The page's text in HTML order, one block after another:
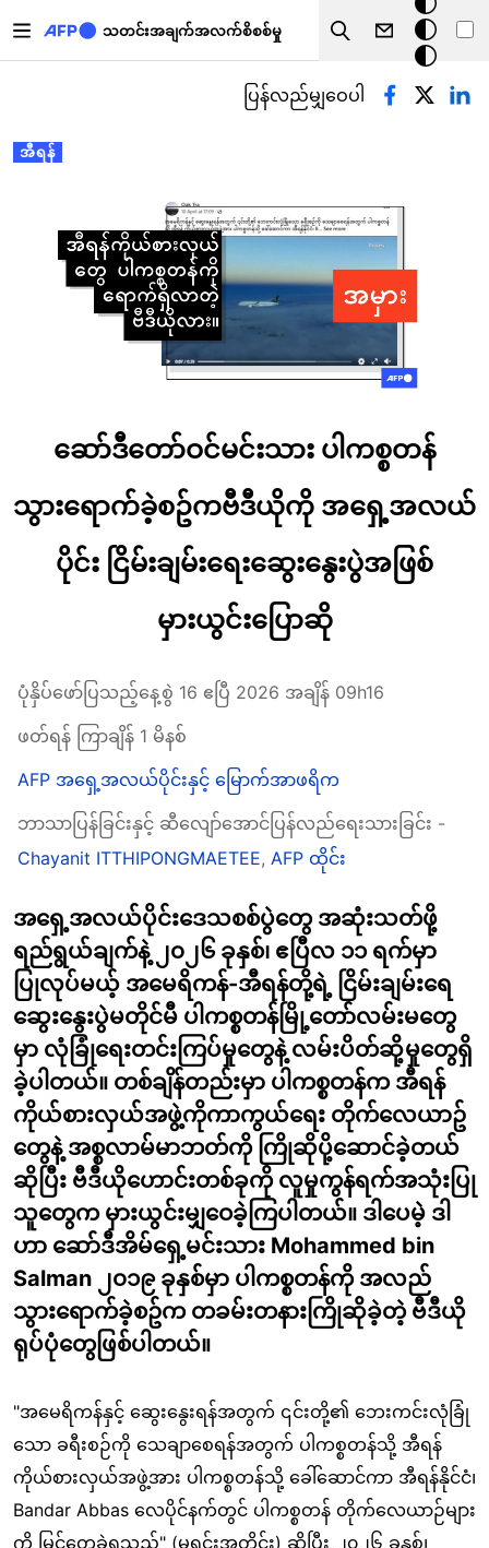
သတင်းအချက်အလက်စိစစ်မှု
Search
မှောင်
မုဒ်
အီရန်
ပြန်လည်မျှဝေပါ
ဆော်ဒီတော်ဝင်မင်းသား ပါကစ္စတန်
သွားရောက်ခဲ့စဥ်ကဗီဒီယိုကို အရှေ့အလယ်
ပိုင်း ငြိမ်းချမ်းရေးဆွေးနွေးပွဲအဖြစ်
မှားယွင်းပြောဆို
ပုံနှိပ်ဖော်ပြသည့်နေ့စွဲ 16 ဧပြီ 2026 အချိန် 09h16
ဖတ်ရန် ကြာချိန် 1 မိနစ်
AFP အရှေ့အလယ်ပိုင်းနှင့် မြောက်အာဖရိက
ဘာသာပြန်ခြင်းနှင့် ဆီလျော်အောင်ပြန်လည်ရေးသားခြင်း -
Chayanit ITTHIPONGMAETEE, AFP ထိုင်း
အရှေ့အလယ်ပိုင်းဒေသစစ်ပွဲတွေ အဆုံးသတ်ဖို့
ရည်ရွယ်ချက်နဲ့ ၂၀၂၆ ခုနှစ်၊ ဧပြီလ ၁၁ ရက်မှာ
ပြုလုပ်မယ့် အမေရိကန်-အီရန်တို့ရဲ့ ငြိမ်းချမ်းရေ
ဆွေးနွေးပွဲမတိုင်မီ ပါကစ္စတန်မြို့တော်လမ်းမတွေ
မှာ လုံခြုံရေးတင်းကြပ်မှုတွေနဲ့ လမ်းပိတ်ဆို့မှုတွေရှိ
ခဲ့ပါတယ်။ တစ်ချိန်တည်းမှာ ပါကစ္စတန်က အီရန်
ကိုယ်စားလှယ်အဖွဲ့ကိုကာကွယ်ရေး တိုက်လေယာဥ်
တွေနဲ့ အစ္စလာမ်မာဘတ်ကို ကြိုဆိုပို့ဆောင်ခဲ့တယ်
ဆိုပြီး ဗီဒီယိုဟောင်းတစ်ခုကို လူမှုကွန်ရက်အသုံးပြု
သူတွေက မှားယွင်းမျှဝေခဲ့ကြပါတယ်။ ဒါပေမဲ့ ဒါ
ဟာ ဆော်ဒီအိမ်ရှေ့မင်းသား Mohammed bin
Salman ၂၀၁၉ ခုနှစ်မှာ ပါကစ္စတန်ကို အလည်
သွားရောက်ခဲ့စဥ်က တခမ်းတနားကြိုဆိုခဲ့တဲ့ ဗီဒီယို
ရုပ်ပုံတွေဖြစ်ပါတယ်။
"အမေရိကန်နှင့် ဆွေးနွေးရန်အတွက် ၎င်းတို့၏ ဘေးကင်းလုံခြုံ
သော ခရီးစဉ်ကို သေချာစေရန်အတွက် ပါကစ္စတန်သို့ အီရန်
ကိုယ်စားလှယ်အဖွဲ့အား ပါကစ္စတန်သို့ ခေါ်ဆောင်ကာ အီရန်နိုင်ငံ၊
Bandar Abbas လေပိုင်နက်တွင် ပါကစ္စတန် တိုက်လေယာဉ်များ
ကို မြင်တွေ့ခဲ့ရသည်" (မူရင်းအတိုင်း) ဆိုပြီး ၂၀၂၆ ခုနှစ်၊